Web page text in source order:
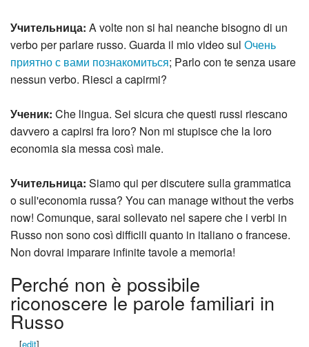
Учительница: A volte non si hai neanche bisogno di un
verbo per parlare russo. Guarda il mio video sul Очень
приятно с вами познакомиться; Parlo con te senza usare
nessun verbo. Riesci a capirmi?
Ученик: Che lingua. Sei sicura che questi russi riescano
davvero a capirsi fra loro? Non mi stupisce che la loro
economia sia messa così male.
Учительница: Siamo qui per discutere sulla grammatica
o sull'economia russa? You can manage without the verbs
now! Comunque, sarai sollevato nel sapere che i verbi in
Russo non sono così difficili quanto in italiano o francese.
Non dovrai imparare infinite tavole a memoria!
Perché non è possibile
riconoscere le parole familiari in
Russo
[edit]